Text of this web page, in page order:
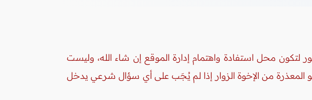
لتكون محل استفادة واهتمام إدارة الموقع إن شاء الله، وليست
المعذرة من الإخوة الزوار إذا لم يُجَب على أي سؤال شرعي يدخل